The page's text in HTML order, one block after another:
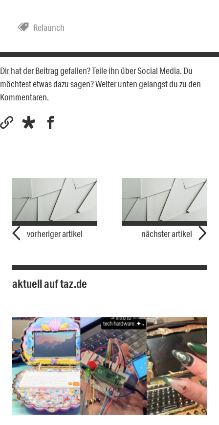
Relaunch
Dir hat der Beitrag gefallen? Teile ihn über Social Media. Du
möchtest etwas dazu sagen? Weiter unten gelangst du zu den
Kommentaren.
vorheriger artikel nächster artikel
aktuell auf taz.de